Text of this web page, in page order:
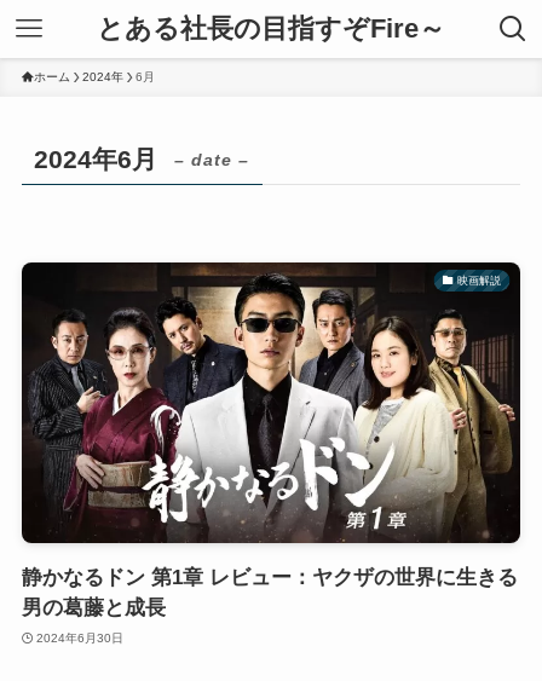
とある社長の目指すぞFire～
ホーム 2024年 6月
2024年6月 – date –
映画解説
静かなるドン 第1章 レビュー：ヤクザの世界に生きる
男の葛藤と成長
2024年6月30日